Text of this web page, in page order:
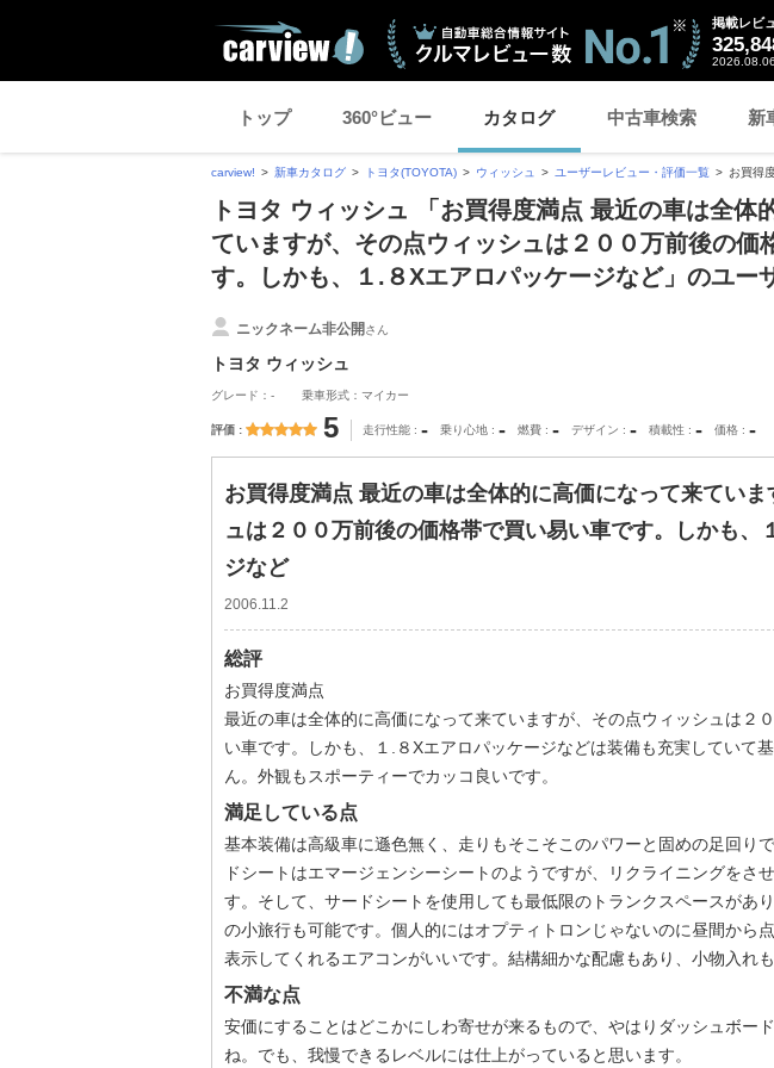
掲載レビ
2026.08.06
トップ 360°ビュー カタログ 中古車検索 新
carview! 新車カタログ トヨタ(TOYOTA) ウィッシュ ユーザーレビュー・評価一覧 お買得
トヨタ ウィッシュ 「お買得度満点 最近の車は全体
ていますが、その点ウィッシュは２００万前後の価
す。しかも、１.８Xエアロパッケージなど」のユー
ニックネーム非公開さん
トヨタ ウィッシュ
グレード：- 乗車形式：マイカー
評価 5 走行性能 - 乗り心地 - 燃費 - デザイン - 積載性 - 価格 -
お買得度満点 最近の車は全体的に高価になって来てい
ュは２００万前後の価格帯で買い易い車です。しかも、
ジなど
2006.11.2
総評
お買得度満点
最近の車は全体的に高価になって来ていますが、その点ウィッシュは２
い車です。しかも、１.８Xエアロパッケージなどは装備も充実していて
ん。外観もスポーティーでカッコ良いです。
満足している点
基本装備は高級車に遜色無く、走りもそこそこのパワーと固めの足回り
ドシートはエマージェンシーシートのようですが、リクライニングをさ
す。そして、サードシートを使用しても最低限のトランクスペースがあ
の小旅行も可能です。個人的にはオプティトロンじゃないのに昼間から
表示してくれるエアコンがいいです。結構細かな配慮もあり、小物入れ
不満な点
安価にすることはどこかにしわ寄せが来るもので、やはりダッシュボー
ね。でも、我慢できるレベルには仕上がっていると思います。